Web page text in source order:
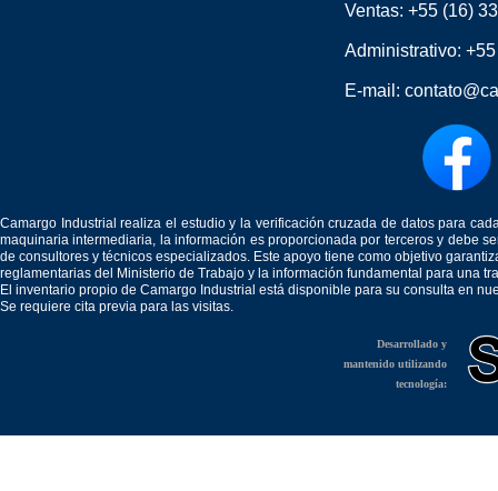
Ventas: +55 (16)
Administrativo:
E-mail:
Camargo Industrial realiza el estudio y la verificación cruzada de datos para
maquinaria intermediaria, la información es proporcionada por terceros y debe
de consultores y técnicos especializados. Este apoyo tiene como objetivo
reglamentarias del Ministerio de Trabajo y la información fundamental para una
El inventario propio de Camargo Industrial está disponible para su consulta en
Se requiere cita previa para las visitas.
Desarrollado y
mantenido utilizando
tecnología: